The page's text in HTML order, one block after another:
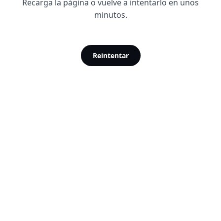
Recarga la página o vuelve a intentarlo en unos
minutos.
Reintentar